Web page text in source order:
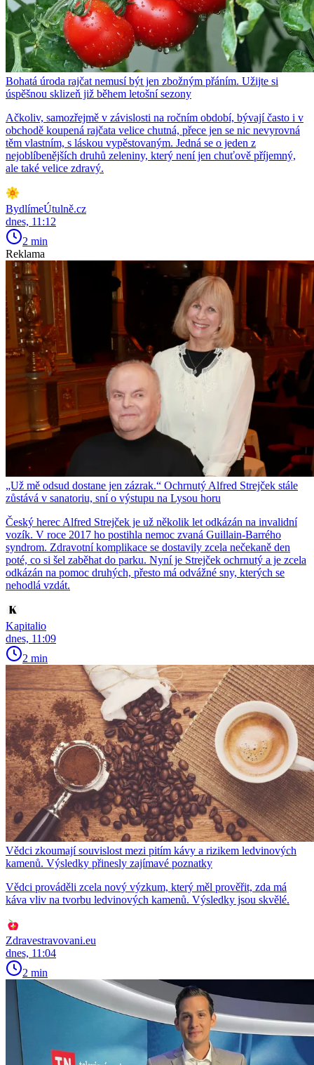
Bohatá úroda rajčat nemusí být jen zbožným přáním. Užijte si
úspěšnou sklizeň již během letošní sezony
Ačkoliv, samozřejmě v závislosti na ročním období, bývají často i v
obchodě koupená rajčata velice chutná, přece jen se nic nevyrovná
těm vlastním, s láskou vypěstovaným. Jedná se o jeden z
nejoblíbenějších druhů zeleniny, který není jen chuťově příjemný,
ale také velice zdravý.
BydlímeÚtulně.cz
dnes, 11:12
2 min
Reklama
„Už mě odsud dostane jen zázrak.“ Ochrnutý Alfred Strejček stále
zůstává v sanatoriu, sní o výstupu na Lysou horu
Český herec Alfred Strejček je už několik let odkázán na invalidní
vozík. V roce 2017 ho postihla nemoc zvaná Guillain-Barrého
syndrom. Zdravotní komplikace se dostavily zcela nečekaně den
poté, co si šel zaběhat do parku. Nyní je Strejček ochrnutý a je zcela
odkázán na pomoc druhých, přesto má odvážné sny, kterých se
nehodlá vzdát.
Kapitalio
dnes, 11:09
2 min
Vědci zkoumají souvislost mezi pitím kávy a rizikem ledvinových
kamenů. Výsledky přinesly zajímavé poznatky
Vědci prováděli zcela nový výzkum, který měl prověřit, zda má
káva vliv na tvorbu ledvinových kamenů. Výsledky jsou skvělé.
Zdravestravovani.eu
dnes, 11:04
2 min